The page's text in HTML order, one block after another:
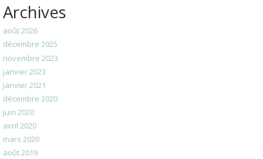
Archives
août 2026
décembre 2025
novembre 2023
janvier 2023
janvier 2021
décembre 2020
juin 2020
avril 2020
mars 2020
août 2019